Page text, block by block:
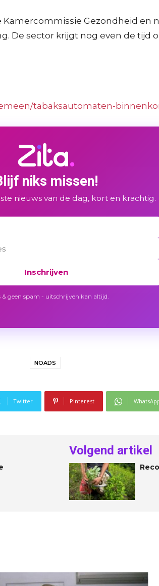
Gezondheid en
De sector krijgt nog even de tijd
tabaksautomaten-
niks missen!
nieuws van de dag, kort en krachtig.
Inschrijven
& geen spam - uitschrijven kan altijd.
NOADS
Twitter Pinterest
Volgend artikel